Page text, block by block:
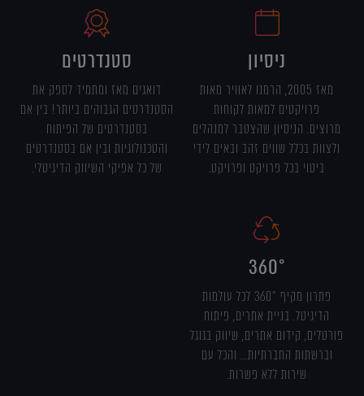
ניסיון
מאז 2005, הרמנו לאוויר מאות
פרויקטים למאות לקוחות
מרוצים. הניסיון שהצטבר למנהלים
ולצוות בכלל שווים זהב ובאים לידי
ביטוי בכל פרויקט ופרויקט.
סטנדרטים
דואגים מאז ומתמיד לספק את
הסטנדרטים הגבוהים ביותר! בין אם
בסטנדרטים של הפיתוח
והטכנולוגיות ובין אם בסטנדרטים
של כל אפיקי השיווק הדיגיטלי.
360°
פתרון מקיף 360° לכל עולמות
הדיגיטל. בניית אתרים, פיתוח
פורטלים, קידום אתרים, שיווק בגוגל
וברשתות החברתיות... והכל עם
שירות ללא פשרות.